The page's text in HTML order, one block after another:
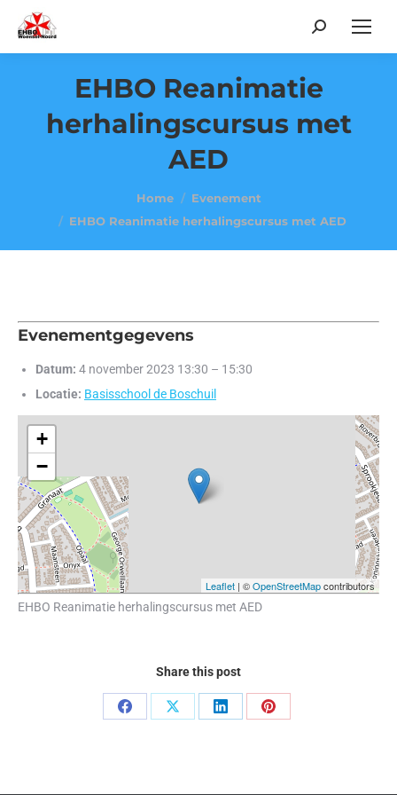
Search:
EHBO Reanimatie
herhalingscursus met
AED
Home
Evenement
EHBO Reanimatie herhalingscursus met AED
Evenementgegevens
Datum: 4 november 2023 13:30 – 15:30
Locatie: Basisschool de Boschuil
+
−
Leaflet | ©OpenStreetMapcontributors
EHBO Reanimatie herhalingscursus met AED
Share this post
Share
Share
Share
Share